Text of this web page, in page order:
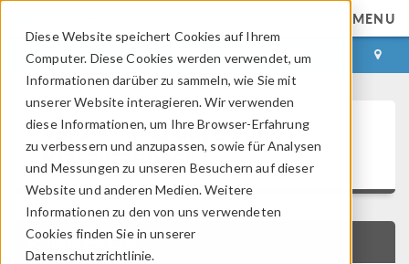
Diese Website speichert Cookies auf Ihrem
Computer. Diese Cookies werden verwendet, um
Informationen darüber zu sammeln, wie Sie mit
unserer Website interagieren. Wir verwenden
diese Informationen, um Ihre Browser-Erfahrung
zu verbessern und anzupassen, sowie für Analysen
und Messungen zu unseren Besuchern auf dieser
Website und anderen Medien. Weitere
Informationen zu den von uns verwendeten
Cookies finden Sie in unserer
Datenschutzrichtlinie.
MENU
ANMELDEN KONTAKT
Veröffentlichungen und
Präsentationen
SCHNELLSUCHE